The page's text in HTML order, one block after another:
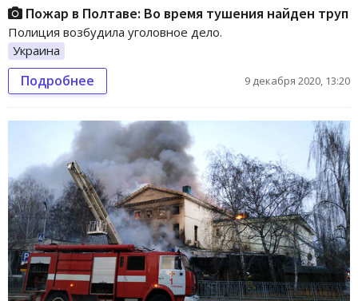
Пожар в Полтаве: Во время тушения найден труп
Полиция возбудила уголовное дело.
Украина
Подробнее 9 декабря 2020, 13:20